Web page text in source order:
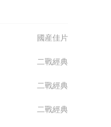
國産佳片
二戰經典
二戰經典
二戰經典